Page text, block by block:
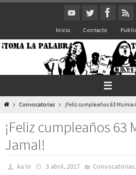
Inicio Contacto
InicioConvocatorias ¡Feliz cumpleaños 63
¡Feliz cumpleaños 63
Jamal!
ka lo 3 abril, 2017 Convocatorias,